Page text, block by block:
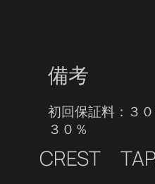
備考
初回保証料：３
３０％
CREST